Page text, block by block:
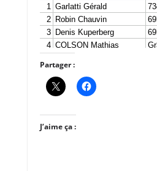
Partager :
J’aime ça :